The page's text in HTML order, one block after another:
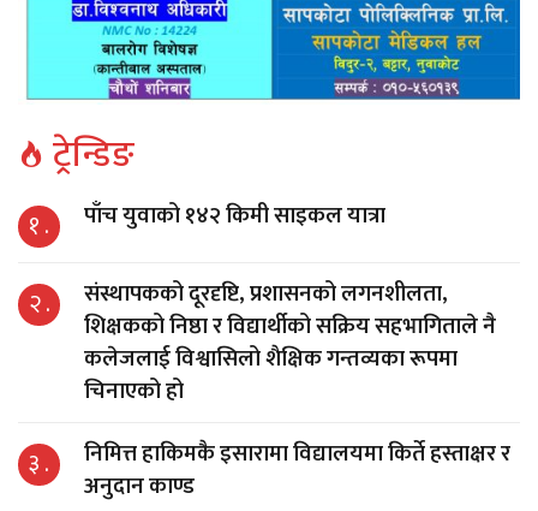
ट्रेन्डिङ
१ . पाँच युवाको १४२ किमी साइकल यात्रा
२ .
संस्थापकको दूरदृष्टि, प्रशासनको लगनशीलता,
शिक्षकको निष्ठा र विद्यार्थीको सक्रिय सहभागिताले नै
कलेजलाई विश्वासिलो शैक्षिक गन्तव्यका रूपमा
चिनाएको हो
३ .
निमित्त हाकिमकै इसारामा विद्यालयमा किर्ते हस्ताक्षर र
अनुदान काण्ड